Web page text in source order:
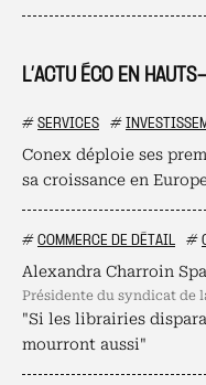
L’ACTU ÉCO EN
# SERVICES #
Conex déploie ses
sa croissance en
# COMMERCE DE DÉTAIL #
Alexandra Charroin
présidente du syndicat de
"Si les librairies
mourront aussi"